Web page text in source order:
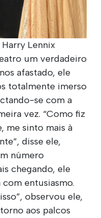
Lennix
um verdadeiro
afastado, ele
totalmente imerso
se com a
vez. “Como fiz
me sinto mais à
disse ele,
número
chegando, ele
entusiasmo.
observou ele,
aos palcos